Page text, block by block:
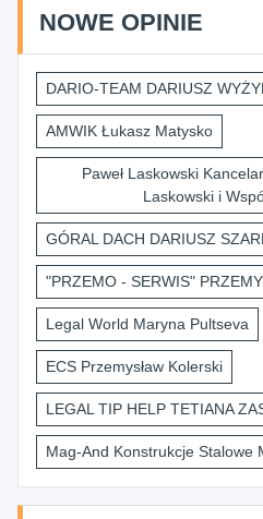
NOWE OPINIE
DARIO-TEAM DARIUSZ
AMWIK Łukasz Matysko
Paweł Laskowski
Laskowski i
GÓRAL DACH DARIUSZ
"PRZEMO - SERWIS"
Legal World Maryna Pultseva
ECS Przemysław Kolerski
LEGAL TIP HELP TETIANA
Mag-And Konstrukcje Stalowe